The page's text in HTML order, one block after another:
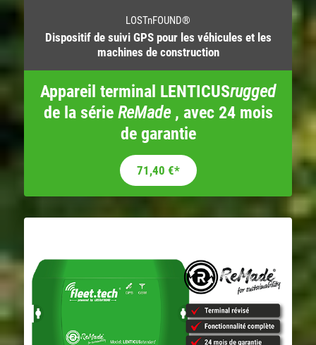
LOSTnFOUND®
Dispositif de suivi GPS pour les véhicules et les
machines de construction
Appareil terminal LENTICUSrugged
de la série ReMade, avec 24 mois
de garantie
Le prix initial était : 119,00 €.
71,40 €Le prix actuel est : 71,40 €.
*